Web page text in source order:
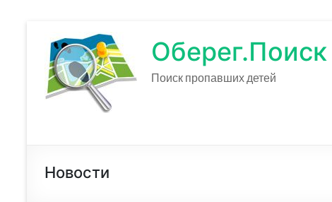
Оберег.Поиск
Поиск пропавших детей
Новости